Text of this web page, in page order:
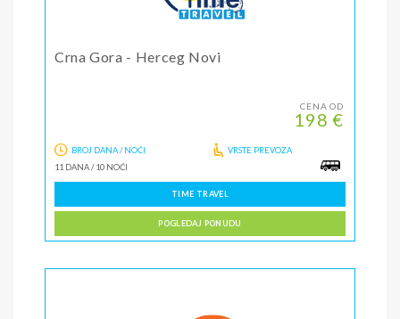
Crna Gora - Herceg Novi
CENA OD
198 €
BROJ DANA / NOĆI
11 DANA/10 NOĆI
VRSTE PREVOZA
TIME TRAVEL
POGLEDAJ PONUDU